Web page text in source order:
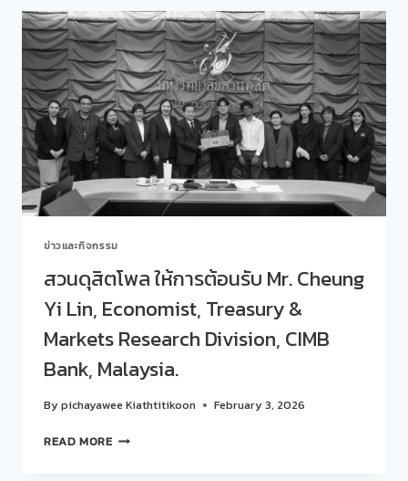
:
“คน
ไทย
กับ
การ
เลือก
ตั้ง
8
ก.พ.69
ที่
ผ่าน
ข่าวและกิจกรรม
สวนดุสิตโพล ให้การต้อนรับ Mr. Cheung
Yi Lin, Economist, Treasury &
Markets Research Division, CIMB
Bank, Malaysia.
Bypichayawee Kiathtitikoon February 3, 2026
READ MOREสวน